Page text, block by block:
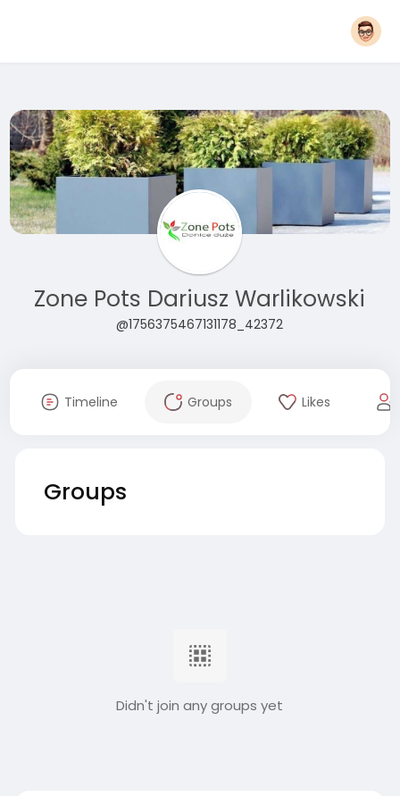
Zone Pots Dariusz Warlikowski
@1756375467131178_42372
Timeline Groups Likes
Groups
Didn't join any groups yet